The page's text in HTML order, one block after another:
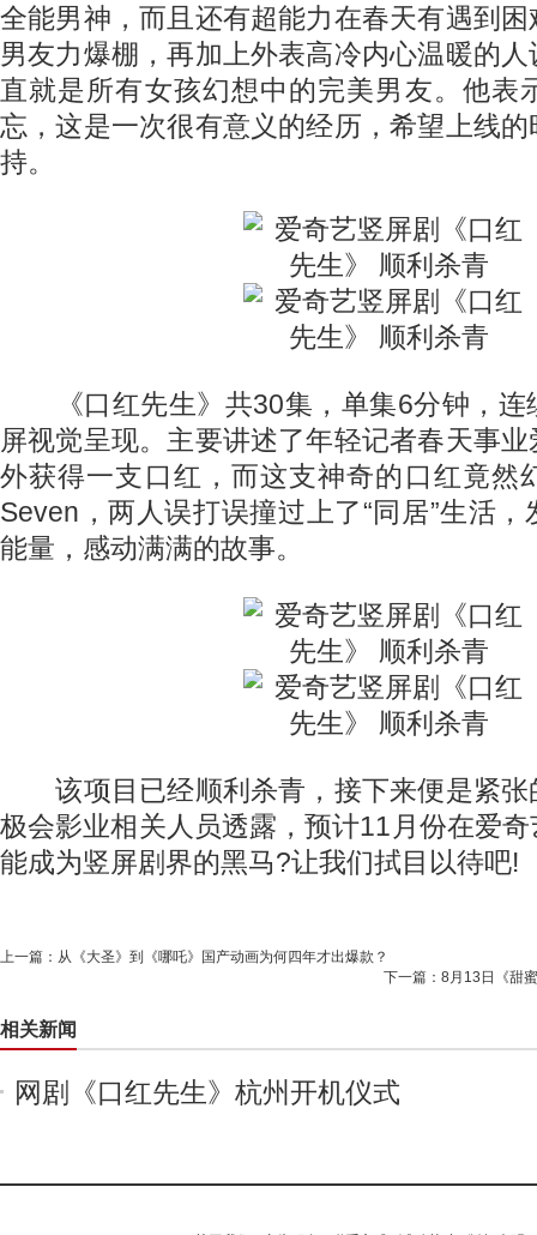
全能男神，而且还有超能力在春天有遇到
男友力爆棚，再加上外表高冷内心温暖的
直就是所有女孩幻想中的完美男友。他表
忘，这是一次很有意义的经历，希望上线
持。
《口红先生》共30集，单集6分钟，连
屏视觉呈现。主要讲述了年轻记者春天事
外获得一支口红，而这支神奇的口红竟然
Seven，两人误打误撞过上了“同居”生活
能量，感动满满的故事。
该项目已经顺利杀青，接下来便是紧张
极会影业相关人员透露，预计11月份在爱
能成为竖屏剧界的黑马?让我们拭目以待吧!
上一篇： 从《大圣》到《哪吒》国产动画为何四年才出爆款？
下一篇： 8月13日《甜
相关新闻
网剧《口红先生》杭州开机仪式